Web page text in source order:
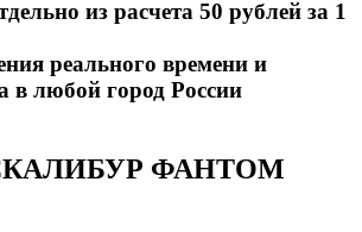
из расчета 50 рублей за 1
реального времени и
в любой город России
ФАНТОМ